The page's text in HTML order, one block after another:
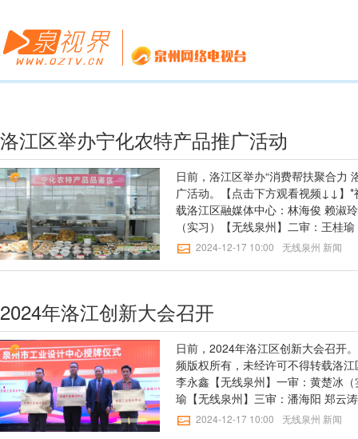
洛江区举办宁化农特产品推广活动
日前，洛江区举办“消费帮扶聚合力
广活动。【点击下方观看视频↓↓】
载洛江区融媒体中心：林海俊 赖淑
（实习）【无线泉州】二审：王桂
云涛2024-12-17 10:00 无线泉州 新闻
2024年洛江创新大会召开
日前，2024年洛江区创新大会召开
频版权所有，未经许可不得转载洛
李永鑫【无线泉州】一审：黄楚冰
瑜【无线泉州】三审：潘海阳 郑云涛
2024-12-17 10:00 无线泉州 新闻